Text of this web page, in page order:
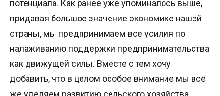
потенциала. Как ранее уже упоминалось выше,
придавая большое значение экономике нашей
страны, мы предпринимаем все усилия по
налаживанию поддержки предпринимательства
как движущей силы. Вместе с тем хочу
добавить, что в целом особое внимание мы всё